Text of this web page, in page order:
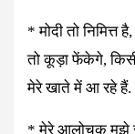
* मोदी तो निमित्त
तो कूड़ा फेंकेगे,
मेरे खाते में आ रहे हैं.
* मेरे आलोचक मुझे